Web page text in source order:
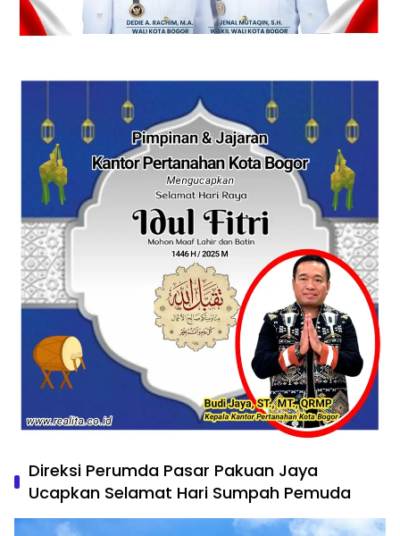
Direksi Perumda Pasar Pakuan Jaya
Ucapkan Selamat Hari Sumpah Pemuda